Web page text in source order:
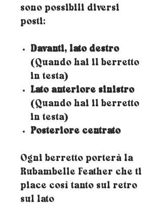
sono possibili diversi
posti:
Davanti, lato destro
(Quando hai il berretto
in testa)
Lato anteriore sinistro
(Quando hai il berretto
in testa)
Posteriore centrato
Ogni berretto porterà la
Rubambelle Feather che ti
piace così tanto sul retro
sul lato